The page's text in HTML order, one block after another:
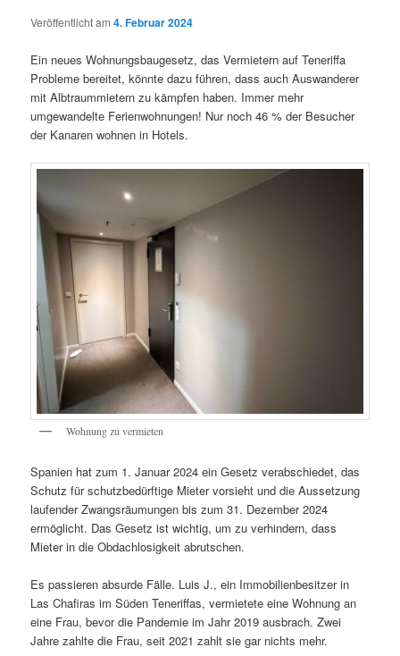
Veröffentlicht am4. Februar 2024
Ein neues Wohnungsbaugesetz, das Vermietern auf Teneriffa
Probleme bereitet, könnte dazu führen, dass auch Auswanderer
mit Albtraummietern zu kämpfen haben. Immer mehr
umgewandelte Ferienwohnungen! Nur noch 46 % der Besucher
der Kanaren wohnen in Hotels.
Wohnung zu vermieten
Spanien hat zum 1. Januar 2024 ein Gesetz verabschiedet, das
Schutz für schutzbedürftige Mieter vorsieht und die Aussetzung
laufender Zwangsräumungen bis zum 31. Dezember 2024
ermöglicht. Das Gesetz ist wichtig, um zu verhindern, dass
Mieter in die Obdachlosigkeit abrutschen.
Es passieren absurde Fälle. Luis J., ein Immobilienbesitzer in
Las Chafiras im Süden Teneriffas, vermietete eine Wohnung an
eine Frau, bevor die Pandemie im Jahr 2019 ausbrach. Zwei
Jahre zahlte die Frau, seit 2021 zahlt sie gar nichts mehr.